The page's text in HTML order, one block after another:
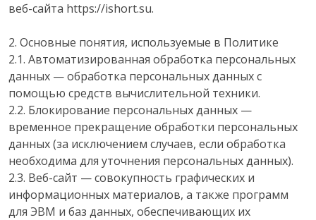
веб-сайта https://ishort.su.
2. Основные понятия, используемые в Политике
2.1. Автоматизированная обработка персональных
данных — обработка персональных данных с
помощью средств вычислительной техники.
2.2. Блокирование персональных данных —
временное прекращение обработки персональных
данных (за исключением случаев, если обработка
необходима для уточнения персональных данных).
2.3. Веб-сайт — совокупность графических и
информационных материалов, а также программ
для ЭВМ и баз данных, обеспечивающих их